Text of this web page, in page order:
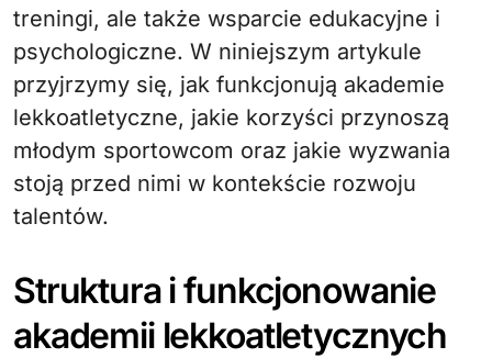
treningi, ale także wsparcie edukacyjne i
psychologiczne. W niniejszym artykule
przyjrzymy się, jak funkcjonują akademie
lekkoatletyczne, jakie korzyści przynoszą
młodym sportowcom oraz jakie wyzwania
stoją przed nimi w kontekście rozwoju
talentów.
Struktura i funkcjonowanie
akademii lekkoatletycznych